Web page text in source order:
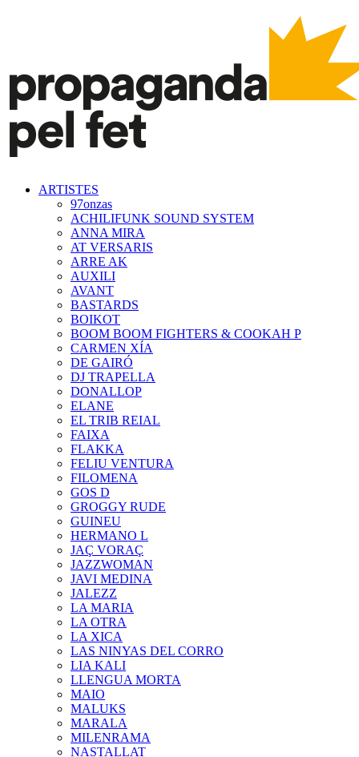
ARTISTES
97onzas
ACHILIFUNK SOUND SYSTEM
ANNA MIRA
AT VERSARIS
ARRE AK
AUXILI
AVANT
BASTARDS
BOIKOT
BOOM BOOM FIGHTERS & COOKAH P
CARMEN XÍA
DE GAIRÓ
DJ TRAPELLA
DONALLOP
ELANE
EL TRIB REIAL
FAIXA
FLAKKA
FELIU VENTURA
FILOMENA
GOS D
GROGGY RUDE
GUINEU
HERMANO L
JAÇ VORAÇ
JAZZWOMAN
JAVI MEDINA
JALEZZ
LA MARIA
LA OTRA
LA XICA
LAS NINYAS DEL CORRO
LIA KALI
LLENGUA MORTA
MAIO
MALUKS
MARALA
MILENRAMA
NASTALLAT